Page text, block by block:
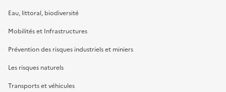
Eau, littoral, biodiversité
Mobilités et Infrastructures
Prévention des risques industriels et miniers
Les risques naturels
Transports et véhicules